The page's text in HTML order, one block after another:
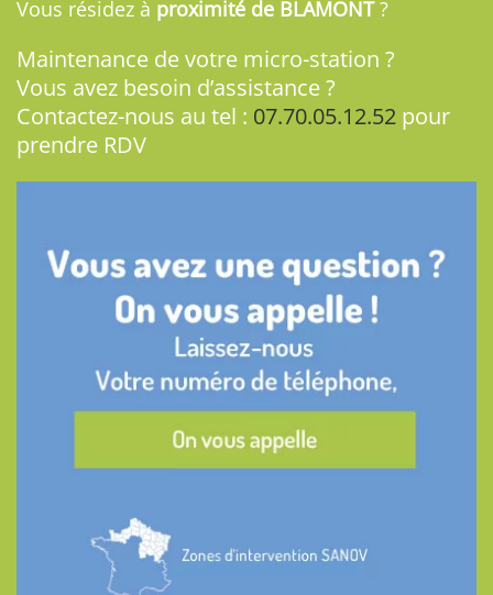
Vous résidez à proximité de BLAMONT?
Maintenance de votre micro-station ?
Vous avez besoin d’assistance ?
Contactez-nous au tel : 07.70.05.12.52 pour
prendre RDV